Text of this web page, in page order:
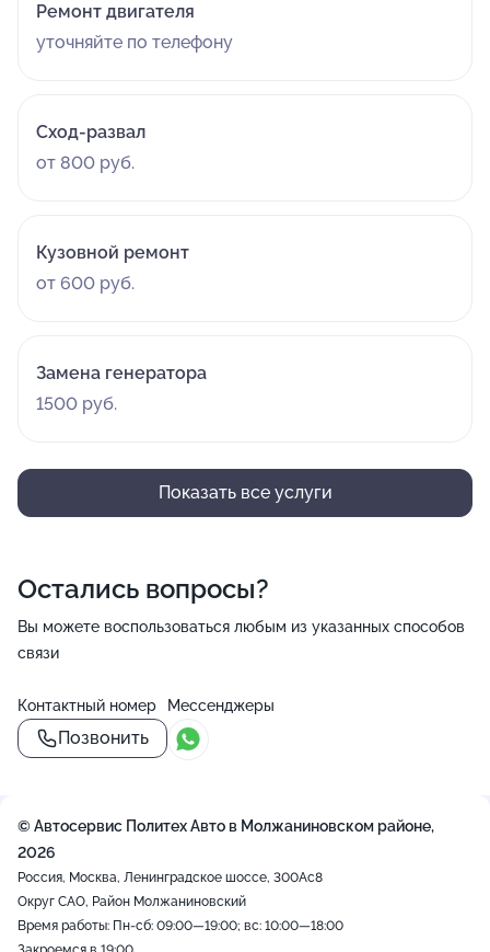
Ремонт двигателя
уточняйте по телефону
Сход-развал
от 800 руб.
Кузовной ремонт
от 600 руб.
Замена генератора
1500 руб.
Показать все услуги
Остались вопросы?
Вы можете воспользоваться любым из указанных способов
связи
Контактный номер
Позвонить
Мессенджеры
© Автосервис Политех Авто в Молжаниновском районе,
2026
Россия, Москва, Ленинградское шоссе, 300Ас8
Округ САО, Район Молжаниновский
Время работы: Пн-сб: 09:00—19:00; вс: 10:00—18:00